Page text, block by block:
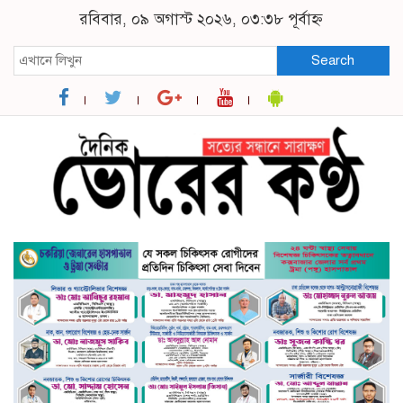
রবিবার, ০৯ অগাস্ট ২০২৬, ০৩:৩৮ পূর্বাহ্ন
Search